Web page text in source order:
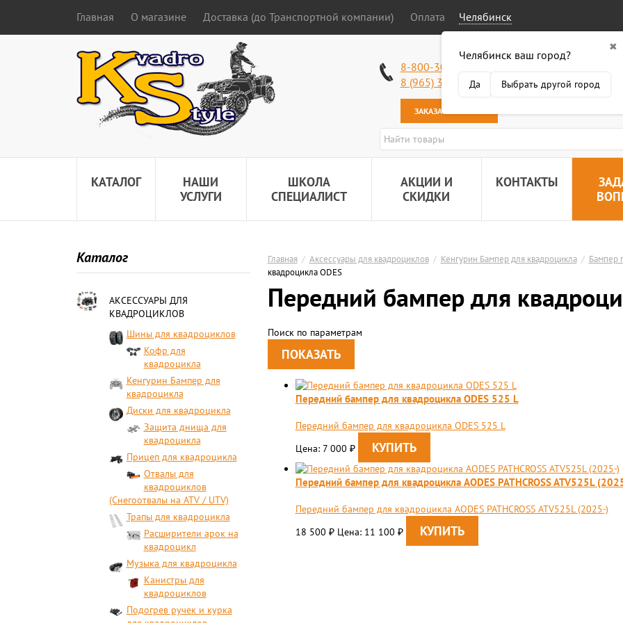
Главная О магазине Доставка (до Транспортной компании) Оплата Челябинск
✖
Челябинск ваш город?
Да Выбрать другой город
8-800-301-50-58
8 (965) 318-34-38
ЗАКАЗАТЬ ЗВОНОК
КАТАЛОГ
НАШИ
УСЛУГИ
ШКОЛА
СПЕЦИАЛИСТ
АКЦИИ И
СКИДКИ
КОНТАКТЫ
Каталог
АКСЕССУАРЫ ДЛЯ
КВАДРОЦИКЛОВ
Шины для квадроциклов
Кофр для
квадроцикла
Кенгурин Бампер для
квадроцикла
Диски для квадроцикла
Защита днища для
квадроцикла
Прицеп для квадроцикла
Отвалы для
квадроциклов
(Снегоотвалы на ATV / UTV)
Трапы для квадроцикла
Расширители арок на
квадроцикл
Музыка для квадроцикла
Канистры для
квадроциклов
Подогрев ручек и курка
Главная / Аксессуары для квадроциклов / Кенгурин Бампер для квадроцикла / Бампер
квадроцикла ODES
Передний бампер для
Поиск по параметрам
Передний бампер для квадроцикла ODES 525 L
Передний бампер для квадроцикла ODES 525 L
Цена: 7 000 ₽
Передний бампер для квадроцикла AODES PATHCROSS ATV525L
Передний бампер для квадроцикла AODES PATHCROSS ATV525L (2025-)
18 500 ₽ Цена: 11 100 ₽